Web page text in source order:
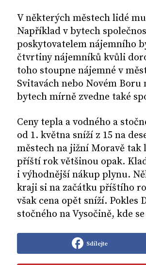
V některých městech lidé
Například v bytech
poskytovatelem nájemního
čtvrtiny nájemníků kvůli
toho stoupne nájemné v
Svitavách nebo Novém
bytech mírně zvedne také
Ceny tepla a vodného a
od 1. května sníží z 15 na
městech na jižní Moravě tak
příští rok většinou opak.
i výhodnější nákup plynu.
kraji si na začátku příštího
však cena opět sníží. Pokles
stočného na Vysočině, kde
Sdílejte